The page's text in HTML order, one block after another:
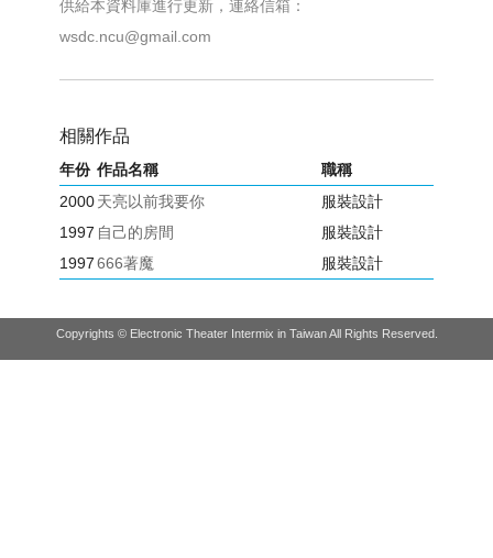
供給本資料庫進行更新，連絡信箱：
wsdc.ncu@gmail.com
相關作品
年份 作品名稱
職稱
2000 天亮以前我要你
服裝設計
1997 自己的房間
服裝設計
1997666著魔 服裝設計
Copyrights © Electronic Theater Intermix in Taiwan All Rights Reserved.